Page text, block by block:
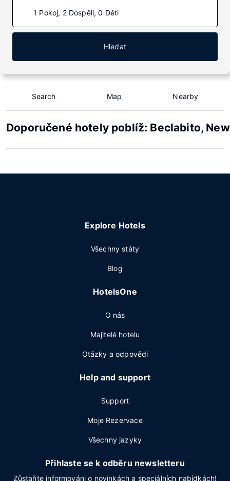
1 Pokoj, 2 Dospělí, 0 Děti
Hledat
Search Map Nearby
Doporučené hotely poblíž: Beclabito,
Explore Hotels
Všechny státy
Blog
HotelsOne
O nás
Majitelé hotelu
Otázky a odpovědi
Help and support
Support
Moje Rezervace
Všechny jazyky
Přihlaste se k odběru newsletteru
Zůstaňte informováni o novinkách a speciálních nabídkách!